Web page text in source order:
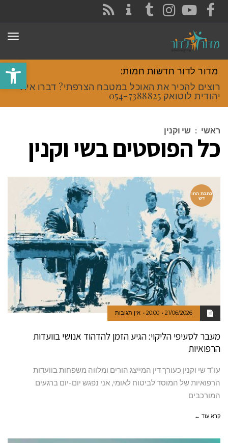
פתח
FACEBOOK
YOUTUBE
INSTAGRAM
TUMBLR
מדור לדור חדשות חמות:
רוצים להכיר את האוכל במטבח הצרפתי? דברו איתי
יהודית לוטואק 054-7388825.
ראשי : שי וקנין
כל הפוסטים בשי וקנין
כתבת החו
דש
21/06/2026
20:00 אין תגובות
מעבר לסעיפי הליקוי: הגיע הזמן להדהוד אנושי בוועדות
הרפואיות
עו"ד שי וקנין כעורך דין המייצג הורים ומלווה משפחות בוועדות
הרפואיות של המוסד לביטוח לאומי, אני נפגש יום-יום ברגעים
המורכבים
קרא עוד ←